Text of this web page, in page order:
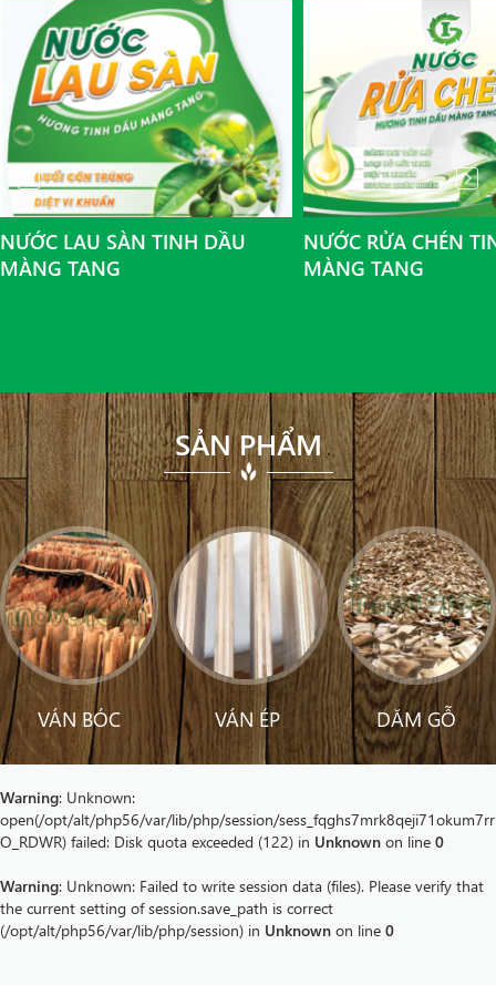
NƯỚC LAU SÀN TINH DẦU
MÀNG TANG
NƯỚC RỬA CHÉN
MÀNG TANG
SẢN PHẨM
VÁN BÓC VÁN ÉP DĂM GỖ
Warning: Unknown:
open(/opt/alt/php56/var/lib/php/session/
O_RDWR) failed: Disk quota exceeded (122) in Unknown on line 0
Warning: Unknown: Failed to write session data (files). Please verify that
the current setting of session.save_path is correct
(/opt/alt/php56/var/lib/php/session) in Unknown on line 0